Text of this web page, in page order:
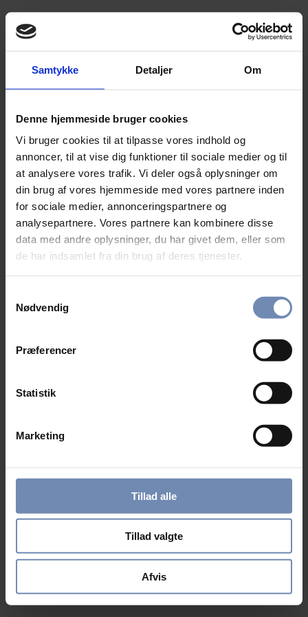
Samtykke Detaljer Om
Denne hjemmeside bruger cookies
Vi bruger cookies til at tilpasse vores indhold og
annoncer, til at vise dig funktioner til sociale medier og til
at analysere vores trafik. Vi deler også oplysninger om
din brug af vores hjemmeside med vores partnere inden
for sociale medier, annonceringspartnere og
analysepartnere. Vores partnere kan kombinere disse
data med andre oplysninger, du har givet dem, eller som
de har indsamlet fra din brug af deres tjenester.
Nødvendig
Præferencer
Statistik
Marketing
Tillad alle
Tillad valgte
Afvis